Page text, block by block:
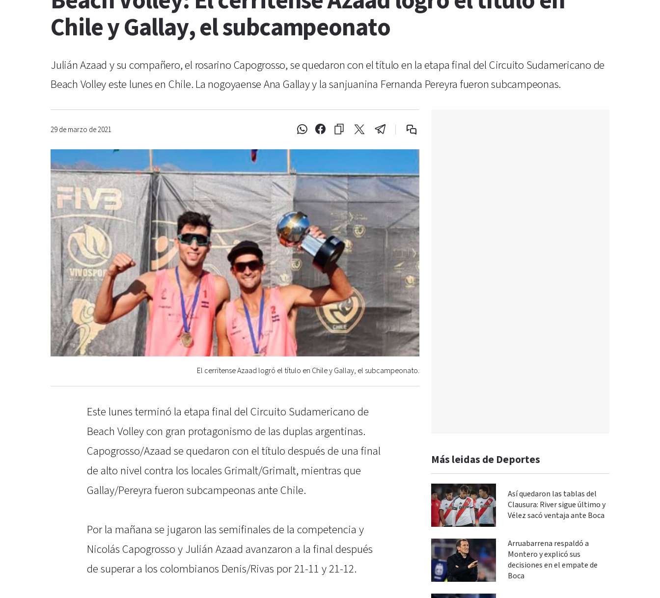
Chile y Gallay, el subcampeonato
Julián Azaad y su compañero, el rosarino Capogrosso, se quedaron con el título en la etapa final del Circuito Sudamericano de
Beach Volley este lunes en Chile. La nogoyaense Ana Gallay y la sanjuanina Fernanda Pereyra fueron subcampeonas.
29 de marzo de 2021
El cerritense Azaad logró el título en Chile y Gallay, el subcampeonato.
Este lunes terminó la etapa final del Circuito Sudamericano de
Beach Volley con gran protagonismo de las duplas argentinas.
Capogrosso/Azaad se quedaron con el título después de una final
de alto nivel contra los locales Grimalt/Grimalt, mientras que
Gallay/Pereyra fueron subcampeonas ante Chile.
Por la mañana se jugaron las semifinales de la competencia y
Nicolás Capogrosso y Julián Azaad avanzaron a la final después
de superar a los colombianos Denis/Rivas por 21-11 y 21-12.
Más leidas de Deportes
Así quedaron las tablas del
Clausura: River sigue último y
Vélez sacó ventaja ante Boca
Arruabarrena respaldó a
Montero y explicó sus
decisiones en el empate de
Boca